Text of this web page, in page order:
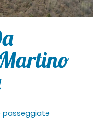
passeggiate